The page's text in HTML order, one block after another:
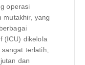
operasi
mutakhir, yang
(ICU) dikelola
terlatih,
dan